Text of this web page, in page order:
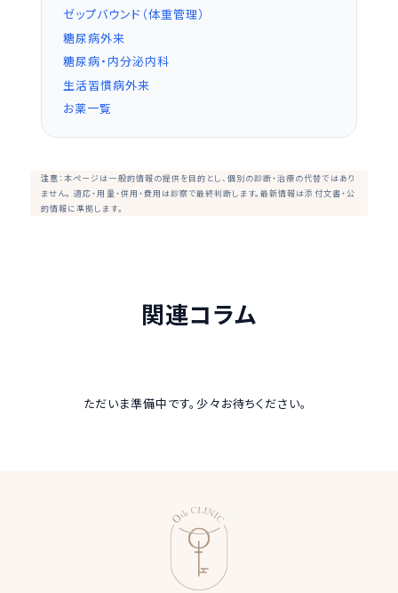
ゼップバウンド（体重管理）
糖尿病外来
糖尿病・内分泌内科
生活習慣病外来
お薬一覧
注意 ：本ページは一般的情報の提供を目的とし、個別の診断・治療の代替ではあり
ません。 適応・用量・併用・費用は診察で最終判断します。最新情報は添付文書・公
的情報に準拠します。
関連コラム
ただいま準備中です。少々お待ちください。